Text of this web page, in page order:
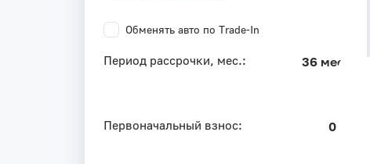
Обменять авто по Trade-In
Период рассрочки, мес.: 36 мес.
Первоначальный взнос: 0 ₽